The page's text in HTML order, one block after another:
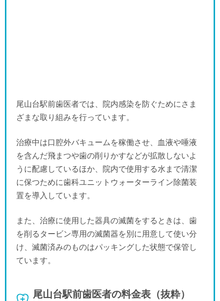
尾山台駅前歯医者では、院内感染を防ぐためにさま
ざまな取り組みを行っています。
治療中は口腔外バキュームを稼働させ、血液や唾液
を含んだ飛まつや歯の削りかすなどが拡散しないよ
うに配慮しているほか、院内で使用する水まで清潔
に保つために歯科ユニットウォーターライン除菌装
置を導入しています。
また、治療に使用した器具の滅菌をするときは、歯
を削るタービン専用の滅菌器を別に用意して使い分
け、滅菌済みのものはパッキングした状態で保管し
ています。
尾山台駅前歯医者の料金表（抜粋）